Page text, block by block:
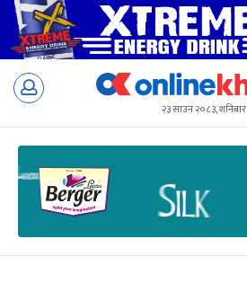
Skip
२३ साउन २०८३, शनिबार